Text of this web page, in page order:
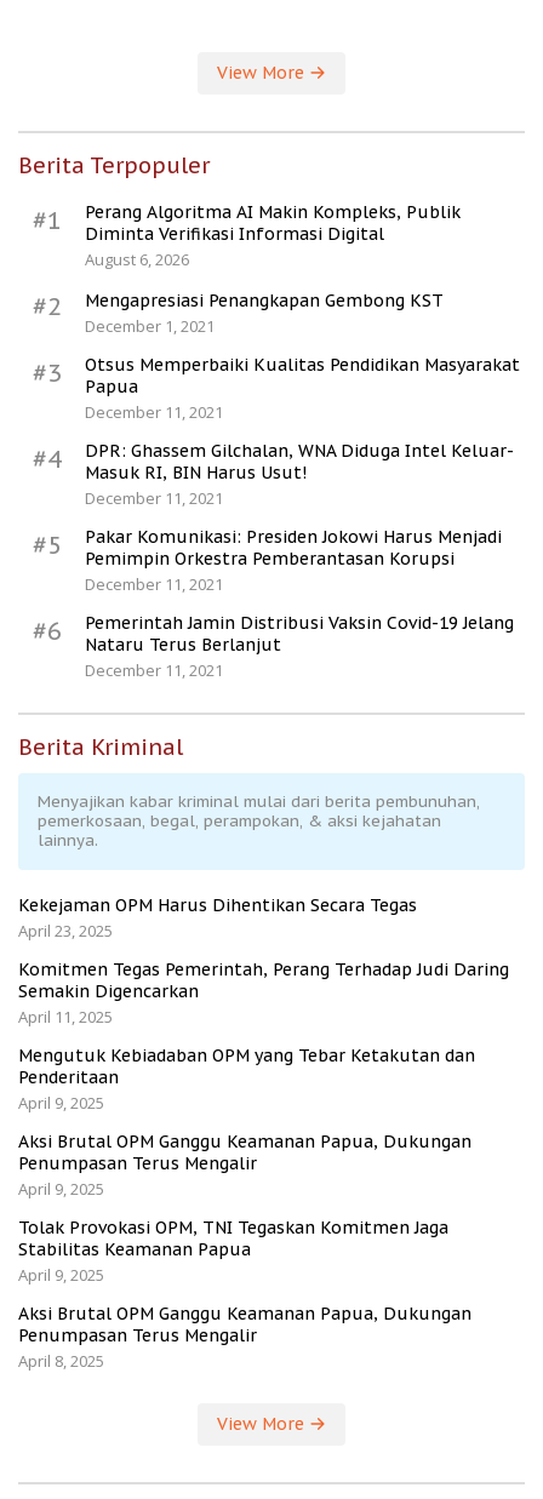
View More
Berita Terpopuler
#1
Perang Algoritma AI Makin Kompleks, Publik
Diminta Verifikasi Informasi Digital
August 6, 2026
#2
Mengapresiasi Penangkapan Gembong KST
December 1, 2021
#3
Otsus Memperbaiki Kualitas Pendidikan Masyarakat
Papua
December 11, 2021
#4
DPR: Ghassem Gilchalan, WNA Diduga Intel Keluar-
Masuk RI, BIN Harus Usut!
December 11, 2021
#5
Pakar Komunikasi: Presiden Jokowi Harus Menjadi
Pemimpin Orkestra Pemberantasan Korupsi
December 11, 2021
#6
Pemerintah Jamin Distribusi Vaksin Covid-19 Jelang
Nataru Terus Berlanjut
December 11, 2021
Berita Kriminal
Menyajikan kabar kriminal mulai dari berita pembunuhan,
pemerkosaan, begal, perampokan, & aksi kejahatan
lainnya.
Kekejaman OPM Harus Dihentikan Secara Tegas
April 23, 2025
Komitmen Tegas Pemerintah, Perang Terhadap Judi Daring
Semakin Digencarkan
April 11, 2025
Mengutuk Kebiadaban OPM yang Tebar Ketakutan dan
Penderitaan
April 9, 2025
Aksi Brutal OPM Ganggu Keamanan Papua, Dukungan
Penumpasan Terus Mengalir
April 9, 2025
Tolak Provokasi OPM, TNI Tegaskan Komitmen Jaga
Stabilitas Keamanan Papua
April 9, 2025
Aksi Brutal OPM Ganggu Keamanan Papua, Dukungan
Penumpasan Terus Mengalir
April 8, 2025
View More